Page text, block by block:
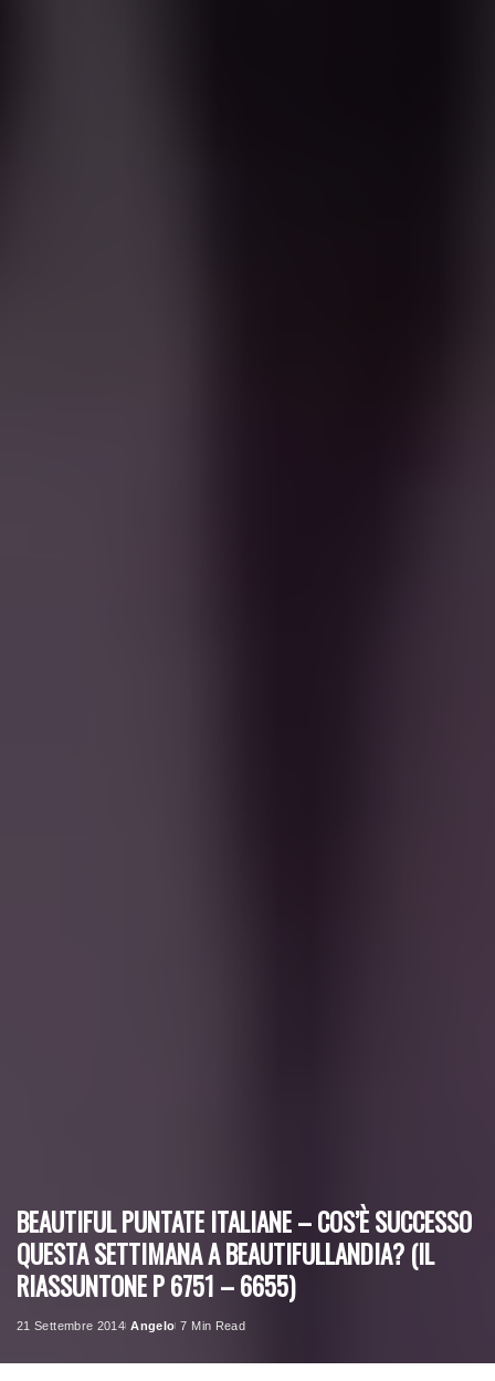
BEAUTIFUL PUNTATE ITALIANE – COS’È SUCCESSO
QUESTA SETTIMANA A BEAUTIFULLANDIA? (IL
RIASSUNTONE P 6751 – 6655)
21 Settembre 2014
Posted
Angelo 7 Min Read